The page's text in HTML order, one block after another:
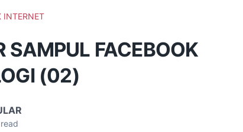
INTERNET
SAMPUL FACEBOOK
(02)